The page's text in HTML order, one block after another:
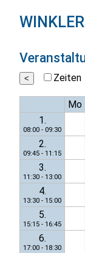
Zeiten
Mo
1.
08:00 - 09:30
2.
09:45 - 11:15
3.
11:30 - 13:00
4.
13:30 - 15:00
5.
15:15 - 16:45
6.
17:00 - 18:30